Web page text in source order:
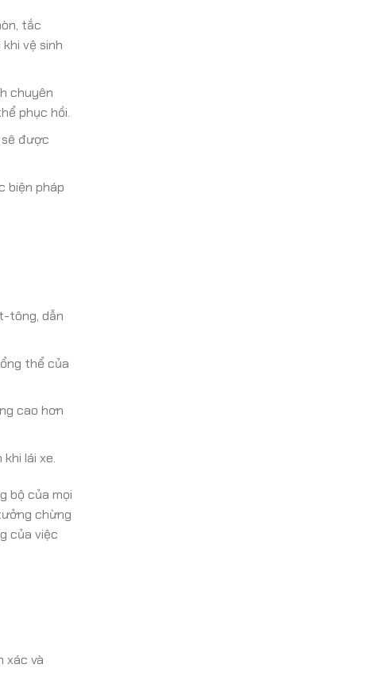
tắc
vệ sinh
chuyên
phục hồi.
được
biện pháp
tông, dẫn
thể của
cao hơn
lái xe.
bộ của mọi
chừng
của việc
xác và